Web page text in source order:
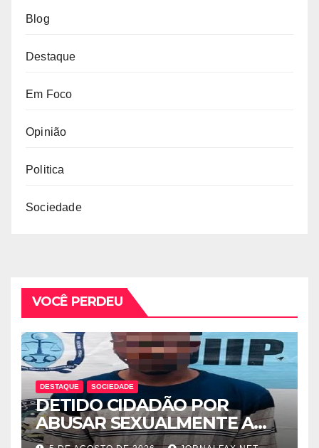
Blog
Destaque
Em Foco
Opinião
Politica
Sociedade
VOCÊ PERDEU
DESTAQUE SOCIEDADE
DETIDO CIDADÃO POR
ABUSAR SEXUALMENTE A
CUNHADA MENOR DE IDADE